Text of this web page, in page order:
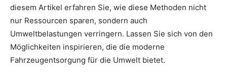
diesem Artikel erfahren Sie, wie diese Methoden nicht
nur Ressourcen sparen, sondern auch
Umweltbelastungen verringern. Lassen Sie sich von den
Möglichkeiten inspirieren, die die moderne
Fahrzeugentsorgung für die Umwelt bietet.